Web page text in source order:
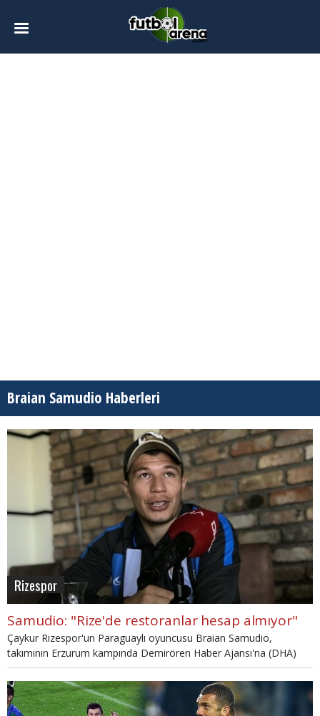
Braian Samudio Haberleri
Rizespor
Samudio: "Rize'de restoranlar hesap almıyor"
Çaykur Rizespor'un Paraguaylı oyuncusu Braian Samudio,
takımının Erzurum kampında Demirören Haber Ajansı'na (DHA)
özel açıklamalarda bulundu.